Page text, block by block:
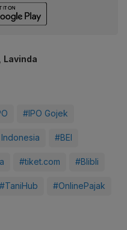
, Lavinda
#IPO Gojek
#BEI
#tiket.com #Blibli
#TaniHub #OnlinePajak